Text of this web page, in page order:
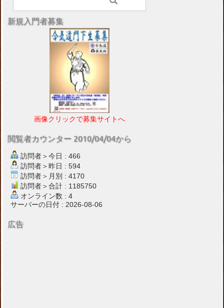
新規入門者募集
画像クリックで募集サイトへ
閲覧者カウンター 2010/04/04から
訪問者＞今日 : 466
訪問者＞昨日 : 594
訪問者＞月別 : 4170
訪問者＞合計 : 1185750
オンライン数 : 4
サーバーの日付 : 2026-08-06
広告